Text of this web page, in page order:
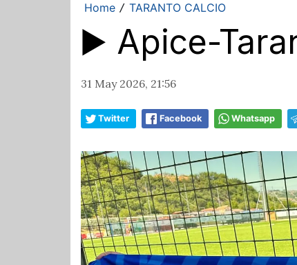
Home / TARANTO CALCIO
▶️ Apice-
31 May 2026, 21:56
Twitter Facebook Whatsapp